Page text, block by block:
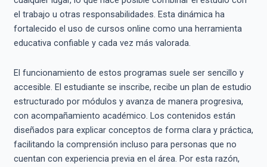
el trabajo u otras responsabilidades. Esta dinámica ha
fortalecido el uso de cursos online como una herramienta
educativa confiable y cada vez más valorada.
El funcionamiento de estos programas suele ser sencillo y
accesible. El estudiante se inscribe, recibe un plan de estudio
estructurado por módulos y avanza de manera progresiva,
con acompañamiento académico. Los contenidos están
diseñados para explicar conceptos de forma clara y práctica,
facilitando la comprensión incluso para personas que no
cuentan con experiencia previa en el área. Por esta razón,